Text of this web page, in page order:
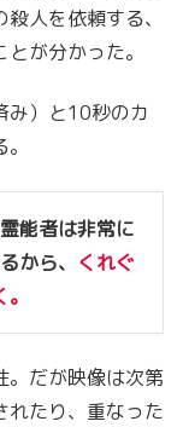
人を依頼する、
が分かった。
み）と10秒のカ
能者は非常に
から、 くれぐ
。だが映像は次第
れたり、重なった